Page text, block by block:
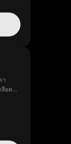
า
ยดชัง